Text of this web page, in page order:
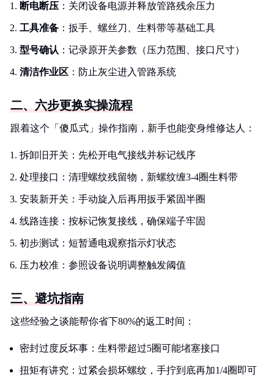
断电断压 ：关闭设备电源并释放管路残余压力
工具准备 ：扳手、螺丝刀、生料带等基础工具
型号确认 ：记录原开关参数（压力范围、接口尺寸）
清洁作业区 ：防止灰尘进入管路系统
二、六步更换实操流程
跟着这个「傻瓜式」操作指南，新手也能变身维修达人：
拆卸旧开关：先松开电气接线并标记线序
处理接口：清理螺纹残留物，新螺纹缠3-4圈生料带
安装新开关：手动旋入后再用扳手紧固半圈
线路连接：按标记恢复接线，确保端子牢固
初步测试：短暂通电观察指示灯状态
压力校准：参照设备说明调整触发阈值
三、避坑指南
这些经验之谈能帮你省下80%的返工时间：
密封过度反坏事：生料带超过5圈可能堵塞接口
扭矩有讲究：过紧会损坏螺纹，手拧到底再加1/4圈即可